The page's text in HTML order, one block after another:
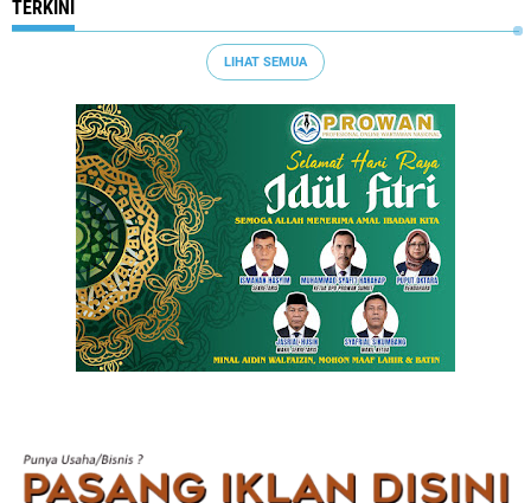
TERKINI
LIHAT SEMUA